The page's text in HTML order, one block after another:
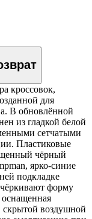
кроссовок,
для
В обновлённой
из гладкой белой
сетчатыми
Пластиковые
чёрный
ярко-синие
подкладке
форму
воздушной